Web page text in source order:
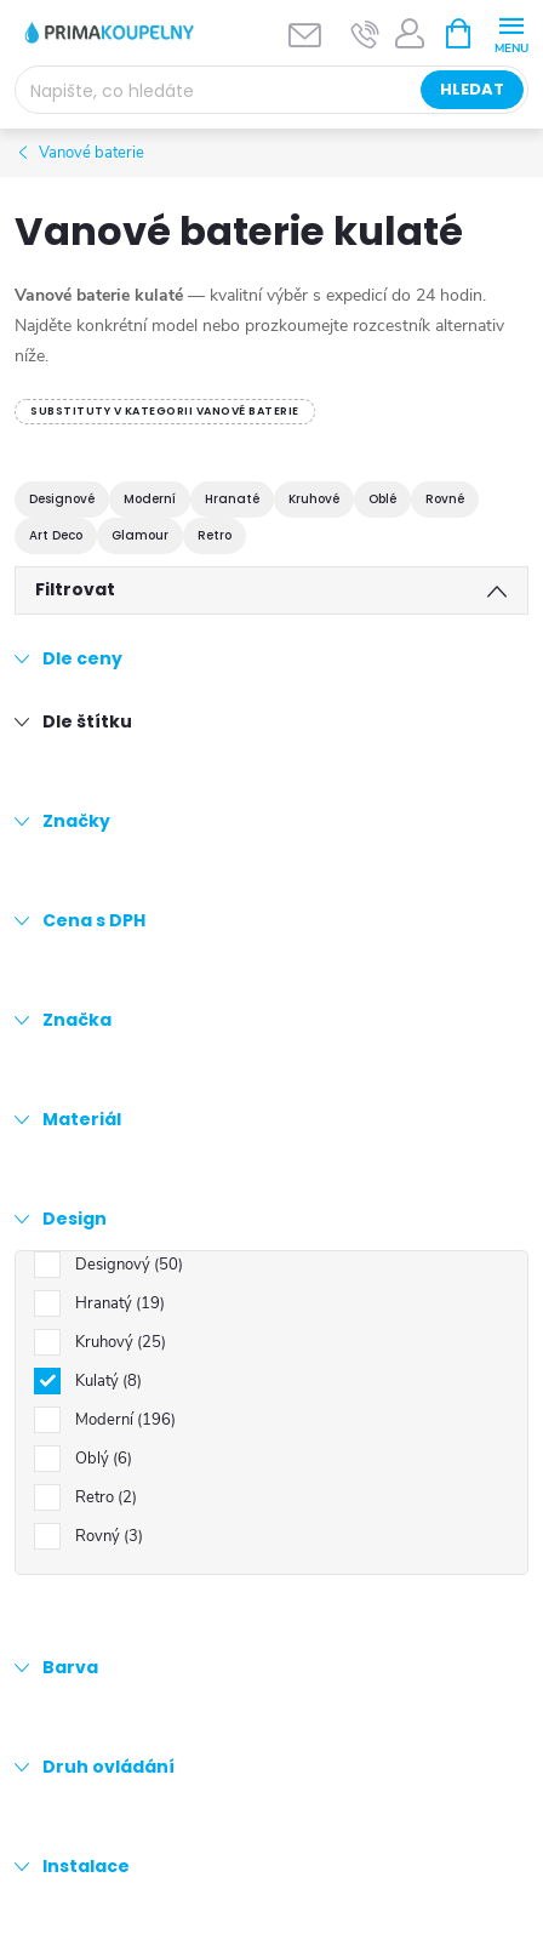
obsah
HLEDAT
NÁKUPNÍ
KOŠÍK
Vanové baterie
Vanové baterie kulaté
Vanové baterie kulaté — kvalitní výběr s expedicí do 24 hodin.
Najděte konkrétní model nebo prozkoumejte rozcestník alternativ
níže.
SUBSTITUTY V KATEGORII VANOVÉ BATERIE
Designové Moderní Hranaté Kruhové Oblé
Rovné
Art Deco
Glamour Retro
Filtrovat
Dle ceny
Dle štítku
Značky
Cena s DPH
Značka
Materiál
Design
Designový 50
Hranatý 19
Kruhový 25
Kulatý 8
Moderní 196
Oblý 6
Retro 2
Rovný 3
Barva
Druh ovládání
Instalace